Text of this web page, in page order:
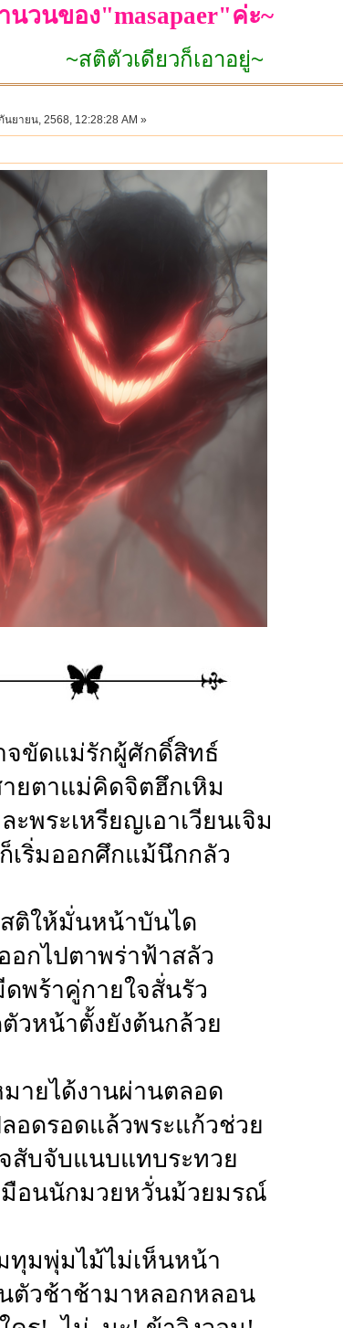
นวนของ"masapaer"ค่ะ~
~สติตัวเดียวก็เอาอยู่~
นยายน, 2568, 12:28:28 AM »
จขัดแม่รักผู้ศักดิ์สิทธ์
ยตาแม่คิดจิตฮึกเหิม
ะพระเหรียญเอาเวียนเจิม
เริ่มออกศึกแม้นึกกลัว
ติให้มั่นหน้าบันได
อกไปตาพร่าฟ้าสลัว
พร้าคู่กายใจสั่นรัว
วหน้าตั้งยังต้นกล้วย
ายได้งานผ่านตลอด
อดรอดแล้วพระแก้วช่วย
สับจับแนบแทบระทวย
มือนนักมวยหวั่นม้วยมรณ์
ทุมพุ่มไม้ไม่เห็นหน้า
ตัวช้าช้ามาหลอกหลอน